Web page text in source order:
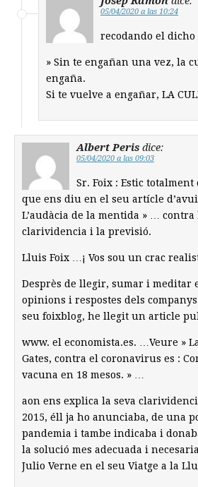
05/04/2020 a las 10:24
recodando el dicho
» Sin te engañan una vez, la
engaña.
Si te vuelve a engañar, LA
Albert Peris dice:
05/04/2020 a las 09:03
Sr. Foix : Estic totalment
que ens diu en el seu artícle
L’audàcia de la mentida » …
clarividencia i la previsió.
Lluis Foix …¡ Vos sou un crac
Desprès de llegir, sumar i meditar
opinions i respostes dels
seu foixblog, he llegit un article
www. el economista.es. …Veure »
Gates, contra el coronavirus es :
vacuna en 18 mesos. » …
aon ens explica la seva
2015, éll ja ho anunciaba, de una
pandemia i tambe indicaba i
la solució mes adecuada i
Julio Verne en el seu Viatge a la